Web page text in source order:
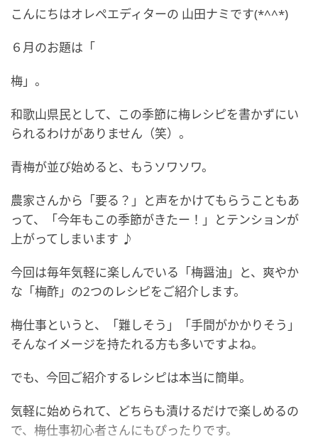
こんにちはオレペエディターの 山田ナミです(*^^*)
６月のお題は「
梅」。
和歌山県民として、この季節に梅レシピを書かずにい
られるわけがありません（笑）。
青梅が並び始めると、もうソワソワ。
農家さんから「要る？」と声をかけてもらうこともあ
って、「今年もこの季節がきたー！」とテンションが
上がってしまいます ♪
今回は毎年気軽に楽しんでいる「梅醤油」と、爽やか
な「梅酢」の2つのレシピをご紹介します。
梅仕事というと、「難しそう」「手間がかかりそう」
そんなイメージを持たれる方も多いですよね。
でも、今回ご紹介するレシピは本当に簡単。
気軽に始められて、どちらも漬けるだけで楽しめるの
で、梅仕事初心者さんにもぴったりです。